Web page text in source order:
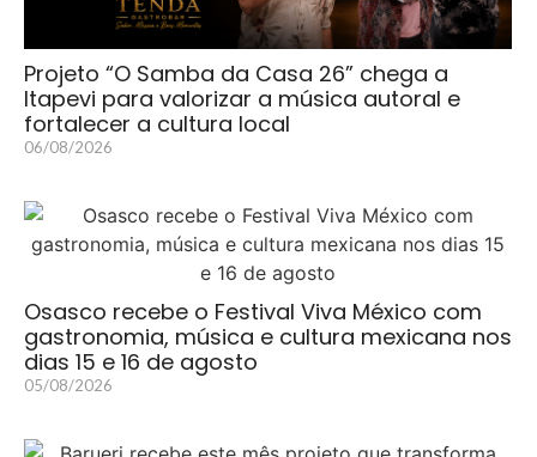
Projeto “O Samba da Casa 26” chega a
Itapevi para valorizar a música autoral e
fortalecer a cultura local
06/08/2026
Osasco recebe o Festival Viva México com
gastronomia, música e cultura mexicana nos
dias 15 e 16 de agosto
05/08/2026